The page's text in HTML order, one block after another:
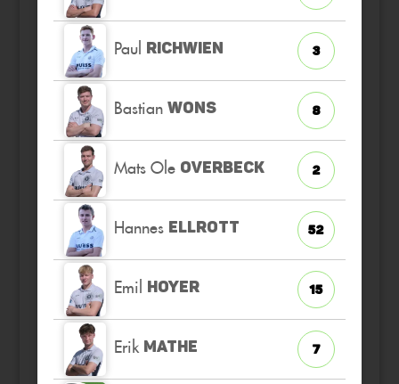
Paul RICHWIEN 3
Bastian WONS 8
Mats Ole OVERBECK 2
Hannes ELLROTT 52
Emil HOYER 15
Erik MATHE 7